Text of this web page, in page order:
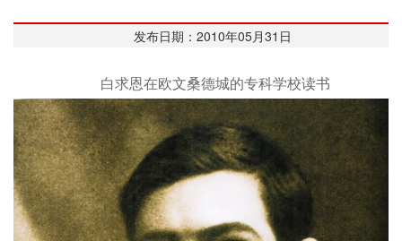
发布日期：2010年05月31日
白求恩在欧文桑德城的专科学校读书